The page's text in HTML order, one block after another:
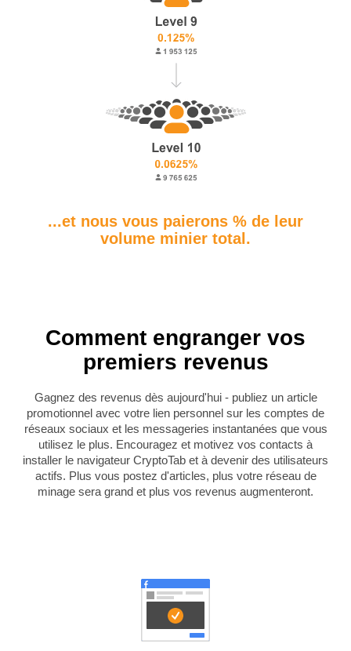
...et nous vous paierons % de leur
volume minier total.
Comment engranger vos
premiers revenus
Gagnez des revenus dès aujourd'hui - publiez un article
promotionnel avec votre lien personnel sur les comptes de
réseaux sociaux et les messageries instantanées que vous
utilisez le plus. Encouragez et motivez vos contacts à
installer le navigateur CryptoTab et à devenir des utilisateurs
actifs. Plus vous postez d'articles, plus votre réseau de
minage sera grand et plus vos revenus augmenteront.